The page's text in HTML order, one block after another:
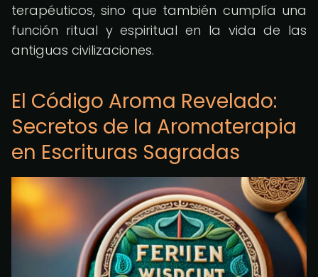
terapéuticos, sino que también cumplía una
función ritual y espiritual en la vida de las
antiguas civilizaciones.
El Código Aroma Revelado:
Secretos de la Aromaterapia
en Escrituras Sagradas